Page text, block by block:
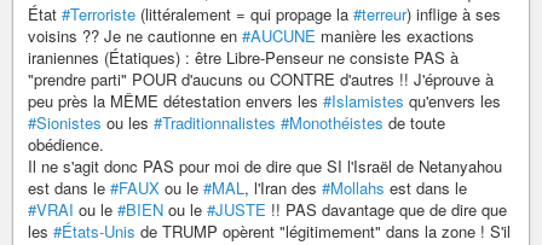
État #Terroriste (littéralement = qui propage la #terreur) inflige à ses
voisins ?? Je ne cautionne en #AUCUNE manière les exactions
iraniennes (Étatiques) : être Libre-Penseur ne consiste PAS à
"prendre parti" POUR d'aucuns ou CONTRE d'autres !! J'éprouve à
peu près la MÊME détestation envers les #Islamistes qu'envers les
#Sionistes ou les #Traditionnalistes #Monothéistes de toute
obédience.
Il ne s'agit donc PAS pour moi de dire que SI l'Israël de Netanyahou
est dans le #FAUX ou le #MAL , l'Iran des #Mollahs est dans le
#VRAI ou le #BIEN ou le #JUSTE !! PAS davantage que de dire que
les #États-Unis de TRUMP opèrent "légitimement" dans la zone ! S'il